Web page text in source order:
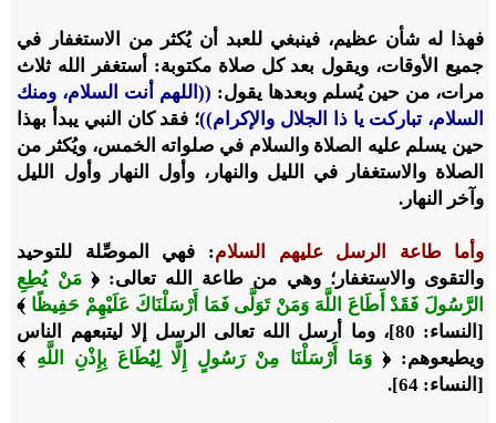
فهذا له شأن عظيم، فينبغي للعبد أن يُكثر من الاستغفار في
جميع الأوقات، ويقول بعد كل صلاة مكتوبة: أستغفر الله ثلاث
مرات، من حين يُسلم وبعدها يقول: ((اللهم أنت السلام، ومنك
السلام، تباركت يا ذا الجلال والإكرام))؛ فقد كان النبي يبدأ بهذا
حين يسلم عليه الصلاة والسلام في صلواته الخمس، ويُكثر من
الصلاة والاستغفار في الليل والنهار، وأول النهار وأول الليل
وآخر النهار.
وأما طاعة الرسل عليهم السلام: فهي الموصِّلة للتوحيد
والتقوى والاستغفار؛ وهي من طاعة الله تعالى: ﴿مَنْ يُطِعِ
الرَّسُولَ فَقَدْ أَطَاعَ اللَّهَ وَمَنْ تَوَلَّى فَمَا أَرْسَلْنَاكَ عَلَيْهِمْ حَفِيظًا ﴾
[النساء: 80]، وما أرسل الله تعالى الرسل إلا ليتبعهم الناس
ويطيعوهم: ﴿وَمَا أَرْسَلْنَا مِنْ رَسُولٍ إِلَّا لِيُطَاعَ بِإِذْنِ اللَّهِ ﴾
[النساء: 64].